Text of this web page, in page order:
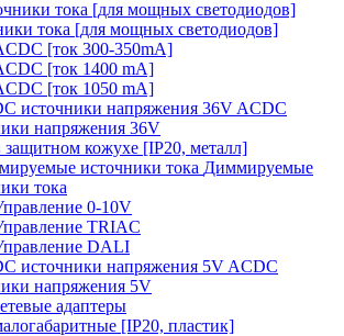
тока [для мощных светодиодов]
[ток 300-350mA]
[ток 1400 mA]
[ток 1050 mA]
ACDC
напряжения 36V
защитном кожухе [IP20, металл]
Диммируемые
тока
0-10V
TRIAC
DALI
ACDC
напряжения 5V
адаптеры
[IP20, пластик]